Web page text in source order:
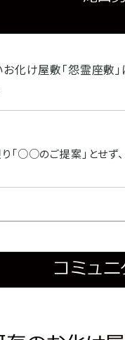
お化け屋敷「怨霊座敷
「○○のご提案」とせず